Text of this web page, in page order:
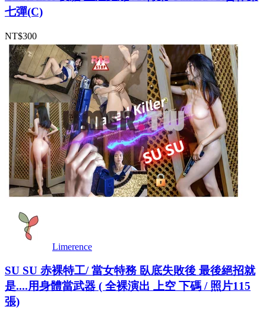
七彈(C)
NT$300
Limerence
SU SU 赤裸特工/ 當女特務 臥底失敗後 最後絕招就
是....用身體當武器 ( 全裸演出 上空 下碼 / 照片115
張)